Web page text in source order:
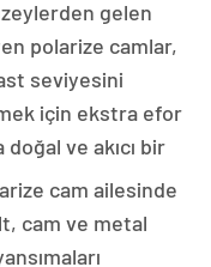
gelen
polarize camlar,
seviyesini
için ekstra efor
ve akıcı bir
cam ailesinde
cam ve metal